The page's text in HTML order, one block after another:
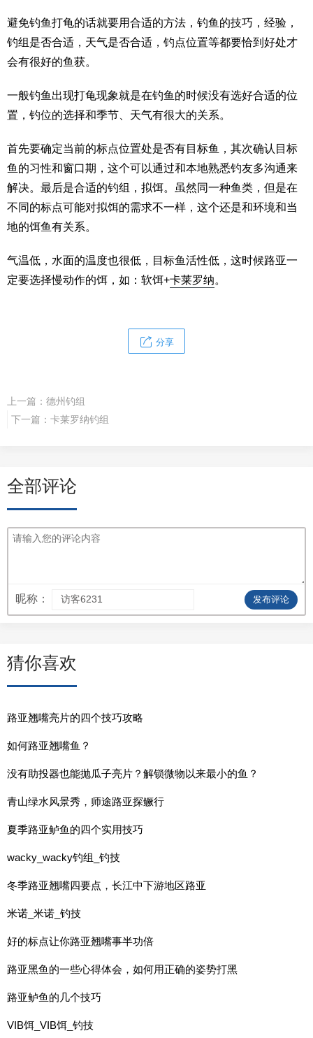
避免钓鱼打龟的话就要用合适的方法，钓鱼的技巧，经验，
钓组是否合适，天气是否合适，钓点位置等都要恰到好处才
会有很好的鱼获。
一般钓鱼出现打龟现象就是在钓鱼的时候没有选好合适的位
置，钓位的选择和季节、天气有很大的关系。
首先要确定当前的标点位置处是否有目标鱼，其次确认目标
鱼的习性和窗口期，这个可以通过和本地熟悉钓友多沟通来
解决。最后是合适的钓组，拟饵。虽然同一种鱼类，但是在
不同的标点可能对拟饵的需求不一样，这个还是和环境和当
地的饵鱼有关系。
气温低，水面的温度也很低，目标鱼活性低，这时候路亚一
定要选择慢动作的饵，如：软饵+卡莱罗纳。
分享
上一篇： 德州钓组
下一篇： 卡莱罗纳钓组
全部评论
昵称： 发布评论
猜你喜欢
路亚翘嘴亮片的四个技巧攻略
如何路亚翘嘴鱼？
没有助投器也能抛瓜子亮片？解锁微物以来最小的鱼？
青山绿水风景秀，师途路亚探鳜行
夏季路亚鲈鱼的四个实用技巧
wacky_wacky钓组_钓技
冬季路亚翘嘴四要点，长江中下游地区路亚
米诺_米诺_钓技
好的标点让你路亚翘嘴事半功倍
路亚黑鱼的一些心得体会，如何用正确的姿势打黑
路亚鲈鱼的几个技巧
VIB饵_VIB饵_钓技